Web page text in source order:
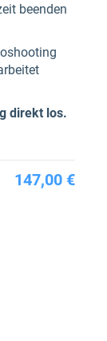
beenden
direkt los.
147,00 €